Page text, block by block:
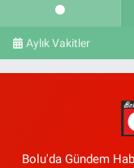
Aylık Vakitler
Bolu'da Gündem